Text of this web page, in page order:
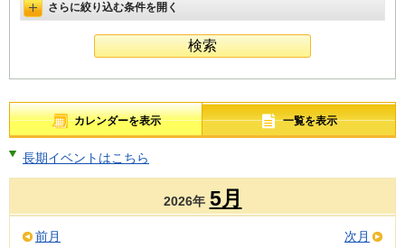
詳細設定を開く
さらに絞り込む条件を開く
カレンダーを表示 一覧を表示
長期イベントはこちら
2026年 5月
前月
次月